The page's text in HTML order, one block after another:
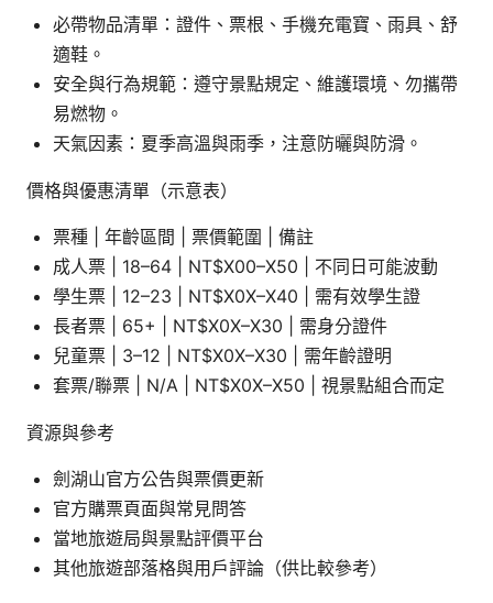
必帶物品清單：證件、票根、手機充電寶、雨具、舒
適鞋。
安全與行為規範：遵守景點規定、維護環境、勿攜帶
易燃物。
天氣因素：夏季高溫與雨季，注意防曬與防滑。
價格與優惠清單（示意表）
票種 | 年齡區間 | 票價範圍 | 備註
成人票 | 18–64 | NT$X00–X50 | 不同日可能波動
學生票 | 12–23 | NT$X0X–X40 | 需有效學生證
長者票 | 65+ | NT$X0X–X30 | 需身分證件
兒童票 | 3–12 | NT$X0X–X30 | 需年齡證明
套票/聯票 | N/A | NT$X0X–X50 | 視景點組合而定
資源與參考
劍湖山官方公告與票價更新
官方購票頁面與常見問答
當地旅遊局與景點評價平台
其他旅遊部落格與用戶評論（供比較參考）